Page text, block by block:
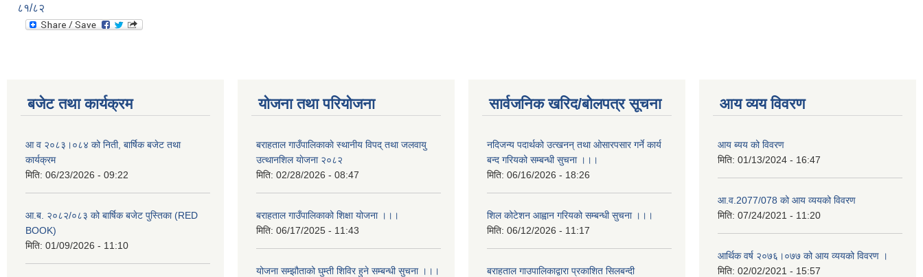
८१/८२
बजेट तथा कार्यक्रम
आ व २०८३।०८४ को निती, बार्षिक बजेट तथा
कार्यक्रम
मिति: 06/23/2026 - 09:22
आ.ब. २०८२/०८३ को बार्षिक बजेट पुस्तिका (RED
BOOK)
मिति: 01/09/2026 - 11:10
योजना तथा परियोजना
बराहताल गाउँपालिकाकाे स्थानीय विपद् तथा जलवायु
उत्थानशिल याेजना २०८२
मिति: 02/28/2026 - 08:47
बराहताल गाउँपालिकाको शिक्षा योजना ।।।
मिति: 06/17/2025 - 11:43
योजना सम्झौताको घुम्ती शिविर हुने सम्बन्धी सुचना ।।।
सार्वजनिक खरिद/बोलपत्र सूचना
नदिजन्य पदार्थको उत्खनन् तथा ओसारपसार गर्ने कार्य
बन्द गरियको सम्बन्धी सुचना ।।।
मिति: 06/16/2026 - 18:26
शिल कोटेशन आह्वान गरियको सम्बन्धी सुचना ।।।
मिति: 06/12/2026 - 11:17
बराहताल गाउपालिकाद्वारा प्रकाशित सिलबन्दी
आय व्यय विवरण
आय ब्यय को विवरण
मिति: 01/13/2024 - 16:47
आ.व.2077/078 को आय व्ययको विवरण
मिति: 07/24/2021 - 11:20
आर्थिक वर्ष २०७६।०७७ को आय व्ययको विवरण ।
मिति: 02/02/2021 - 15:57